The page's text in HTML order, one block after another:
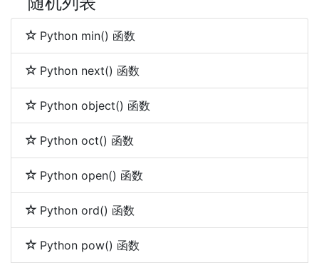
Python min() 函数
Python next() 函数
Python object() 函数
Python oct() 函数
Python open() 函数
Python ord() 函数
Python pow() 函数